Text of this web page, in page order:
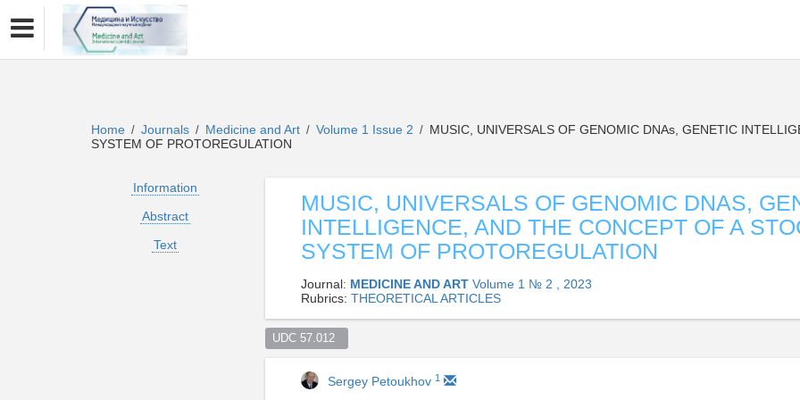
Home / Journals / Medicine and Art / Volume 1 Issue 2 / MUSIC, UNIVERSALS OF GENOMIC DNAs, GENETIC
SYSTEM OF PROTOREGULATION
Information
Abstract
Text
MUSIC, UNIVERSALS OF GENOMIC DNAS,
INTELLIGENCE, AND THE CONCEPT OF A
SYSTEM OF PROTOREGULATION
Journal: MEDICINE AND ART Volume 1 № 2 , 2023
Rubrics: THEORETICAL ARTICLES
UDC 57.012
Sergey Petoukhov 1